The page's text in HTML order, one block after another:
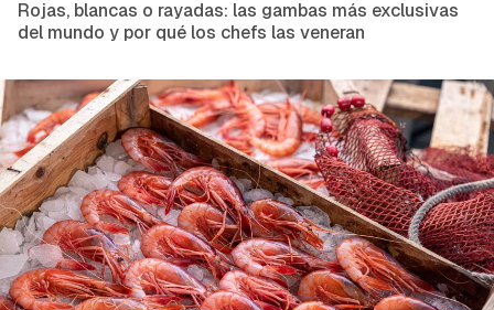
Rojas, blancas o rayadas: las gambas más exclusivas
del mundo y por qué los chefs las veneran